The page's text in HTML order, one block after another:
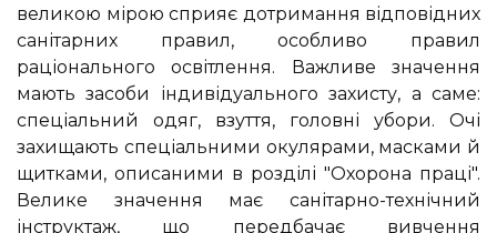
великою мірою сприяє дотримання відповідних
санітарних правил, особливо правил
раціонального освітлення. Важливе значення
мають засоби індивідуального захисту, а саме:
спеціальний одяг, взуття, головні убори. Очі
захищають спеціальними окулярами, масками й
щитками, описаними в розділі "Охорона праці".
Велике значення має санітарно-технічний
інструктаж, що передбачає вивчення